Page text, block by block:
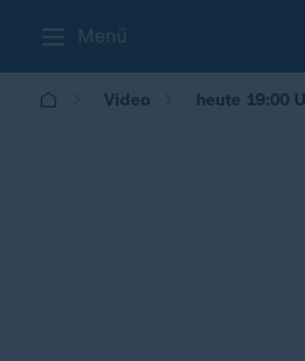
Menü
Video heute 19:00